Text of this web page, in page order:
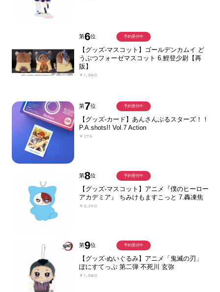
第6位
【グッズ-マスコット】ゴールデンカムイ ど
うぶつフォーゼマスコット 6.鯉登少尉【再
販】
￥1,980
予約受付中
第7位
【グッズ-カード】あんさんぶるスターズ！！
P.A.shots!! Vol.7 Action
￥275
予約受付中
第8位
【グッズ-マスコット】アニメ『僕のヒーロー
アカデミア』 ちみけもますこっと 7.轟凍焦
￥2,200
予約受付中
第9位
【グッズ-ぬいぐるみ】アニメ「鬼滅の刃」
ぽにすてっぷ 第二弾 不死川 玄弥
￥1,980
予約受付中